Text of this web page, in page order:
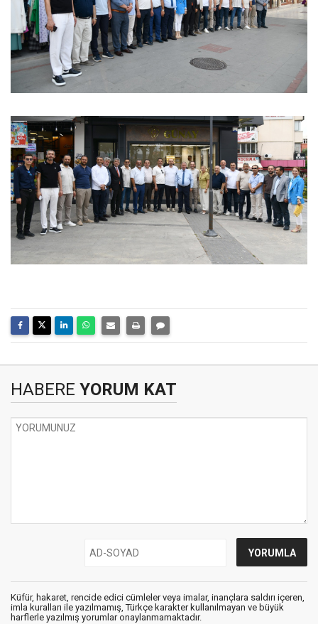
HABERE YORUM KAT
Küfür, hakaret, rencide edici cümleler veya imalar, inançlara saldırı içeren,
imla kuralları ile yazılmamış, Türkçe karakter kullanılmayan ve büyük
harflerle yazılmış yorumlar onaylanmamaktadır.